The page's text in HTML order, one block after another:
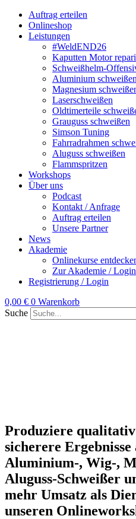
Auftrag erteilen
Onlineshop
Leistungen
#WeldEND26
Kaputten Motor
Schweißhelm-
Aluminium schweißen
Magnesium
Laserschweißen
Oldtimerteile
Grauguss schweißen
Simson Tuning
Fahrradrahmen
Aluguss schweißen
Flammspritzen
Workshops
Über uns
Podcast
Kontakt / Anfrage
Auftrag erteilen
Unsere Partner
News
Akademie
Onlinekurse
Zur Akademie / Login
Registrierung / Login
0,00 € 0 Warenkorb
Suche
Produziere qualitativ
sicherere Ergebnisse
Aluminium-, Wig-,
Aluguss-Schweißer
mehr Umsatz als
unseren